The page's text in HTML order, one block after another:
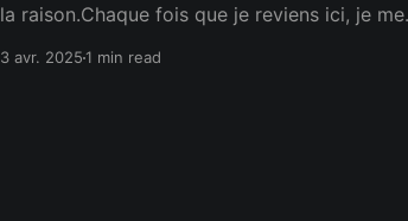
la raison.Chaque fois que je reviens ici, je me
3 avr. 20251 min read